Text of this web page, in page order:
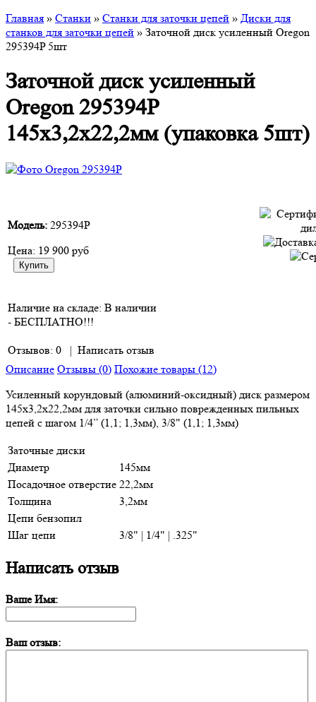
Главная » Станки » Cтанки для заточки цепей » Диски для
станков для заточки цепей » Заточной диск усиленный Oregon
295394P 5шт
Заточной диск усиленный
Oregon 295394P
145х3,2х22,2мм (упаковка 5шт)
Модель: 295394P
Цена: 19 900 руб
Наличие на складе: В наличии
- БЕСПЛАТНО!!!
Отзывов: 0 | Написать отзыв
Описание Отзывы (0) Похожие товары (12)
Усиленный корундовый (алюминий-оксидный) диск размером
145х3,2х22,2мм для заточки сильно поврежденных пильных
цепей с шагом 1/4” (1,1; 1,3мм), 3/8" (1,1; 1,3мм)
Заточные диски
Диаметр
145мм
Посадочное отверстие 22,2мм
Толщина
3,2мм
Цепи бензопил
Шаг цепи
3/8" | 1/4" | .325"
Написать отзыв
Ваше Имя:
Ваш отзыв: